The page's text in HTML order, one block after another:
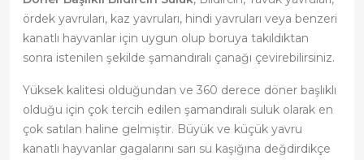
ördek yavruları, kaz yavruları, hindi yavruları veya benzeri
kanatlı hayvanlar için uygun olup boruya takıldıktan
sonra istenilen şekilde şamandıralı çanağı çevirebilirsiniz.
Yüksek kalitesi olduğundan ve 360 derece döner başlıklı
olduğu için çok tercih edilen şamandıralı suluk olarak en
çok satılan haline gelmiştir. Büyük ve küçük yavru
kanatlı hayvanlar gagalarını sarı su kaşığına değdirdikçe